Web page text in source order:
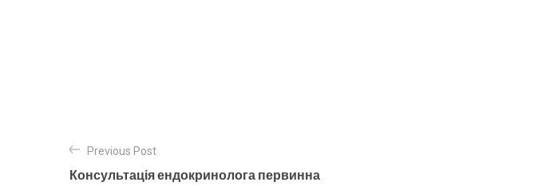
Previous Post
Консультація ендокринолога первинна